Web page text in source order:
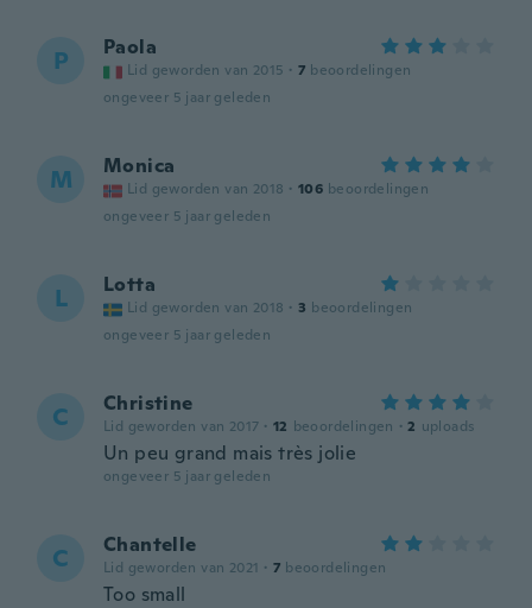
P Paola
Lid geworden van 2015 · 7 beoordelingen
ongeveer 5 jaar geleden
M Monica
Lid geworden van 2018 · 106 beoordelingen
ongeveer 5 jaar geleden
L Lotta
Lid geworden van 2018 · 3 beoordelingen
ongeveer 5 jaar geleden
C Christine
Lid geworden van 2017 · 12 beoordelingen · 2 uploads
Un peu grand mais très jolie
ongeveer 5 jaar geleden
C Chantelle
Lid geworden van 2021 · 7 beoordelingen
Too small